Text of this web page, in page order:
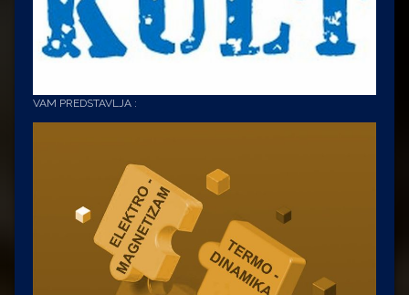
VAM PREDSTAVLJA :